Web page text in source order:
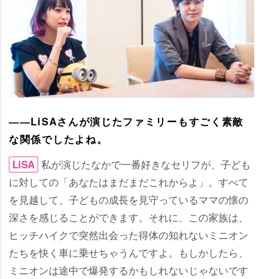
――LiSAさんが演じたファミリーもすごく素敵
な関係でしたよね。
LiSA 私が演じたなかで一番好きなセリフが、子ども
に対しての「あなたはまだまだこれからよ」。すべて
を見越して、子どもの成長を見守っているママの懐の
深さを感じることができます。それに、この家族は、
ヒッチハイクで突然出会った得体の知れないミニオン
たちを快く車に乗せちゃうんですよ。もしかしたら、
ミニオンは途中で爆発するかもしれないじゃないです